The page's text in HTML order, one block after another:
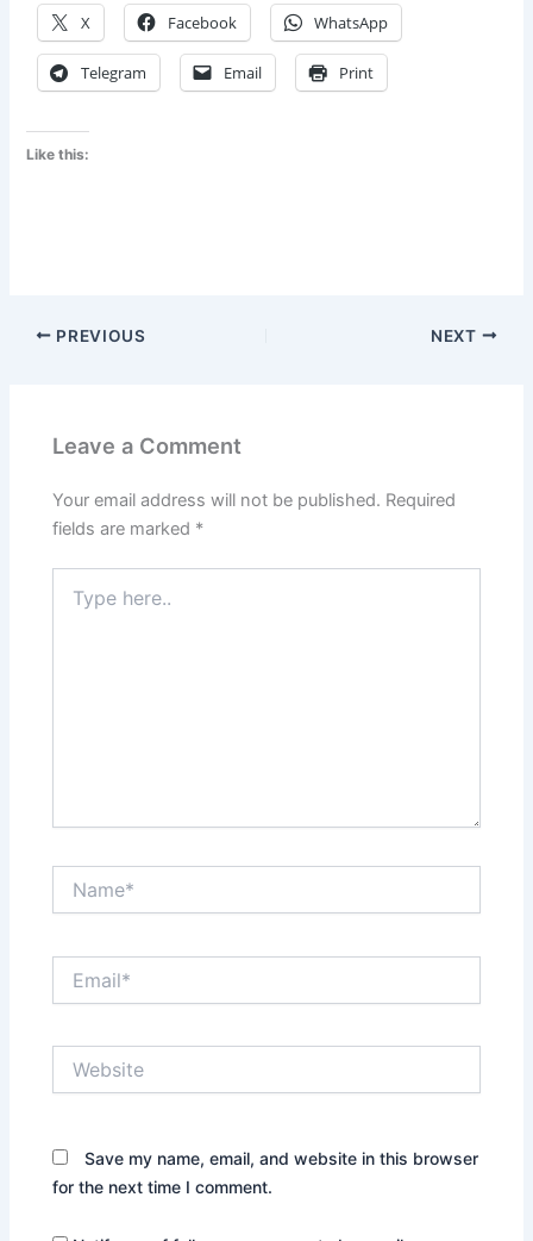
X Facebook WhatsApp
Telegram Email Print
Like this:
PREVIOUS NEXT
Leave a Comment
Your email address will not be published. Required
fields are marked *
here..
Save my name, email, and website in this browser
for the next time I comment.